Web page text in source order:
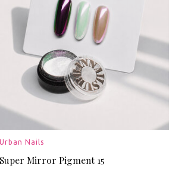
Urban Nails
Super Mirror Pigment 15